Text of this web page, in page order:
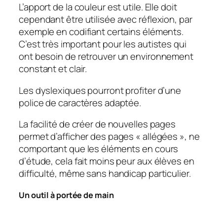
L’apport de la couleur est utile. Elle doit
cependant être utilisée avec réflexion, par
exemple en codifiant certains éléments.
C’est très important pour les autistes qui
ont besoin de retrouver un environnement
constant et clair.
Les dyslexiques pourront profiter d’une
police de caractères adaptée.
La facilité de créer de nouvelles pages
permet d’afficher des pages « allégées », ne
comportant que les éléments en cours
d’étude, cela fait moins peur aux élèves en
difficulté, même sans handicap particulier.
Un outil à portée de main